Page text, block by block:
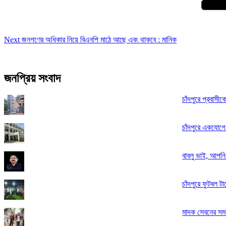
Next জনগণের অধিকার নিয়ে বিএনপি মাঠে আছে এবং থাকবে : মানিক
জনপ্রিয় সংবাদ
চাঁদপুরে
চাঁদপুরে একযোগে
বাবলু ভাই,
চাঁদপুরে ফুটবল
মাদক সেবনের